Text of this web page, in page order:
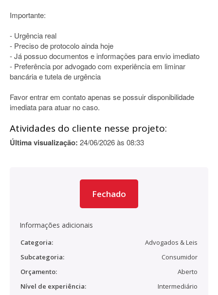
Importante:
- Urgência real
- Preciso de protocolo ainda hoje
- Já possuo documentos e informações para envio imediato
- Preferência por advogado com experiência em liminar
bancária e tutela de urgência
Favor entrar em contato apenas se possuir disponibilidade
imediata para atuar no caso.
Atividades do cliente nesse projeto:
Última visualização: 24/06/2026 às 08:33
Fechado
Informações adicionais
Categoria:
Advogados & Leis
Subcategoria:
Consumidor
Orçamento:
Aberto
Nível de experiência:
Intermediário